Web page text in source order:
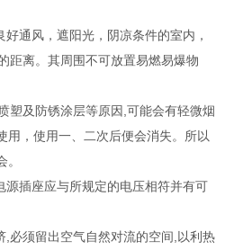
通风，遮阳光，阴凉条件的室内，
距离。其周围不可放置易燃易爆物
及防锈涂层等原因,可能会有轻微烟
用，使用一、二次后便会消失。所以
插座应与所规定的电压相符并有可
须留出空气自然对流的空间,以利热